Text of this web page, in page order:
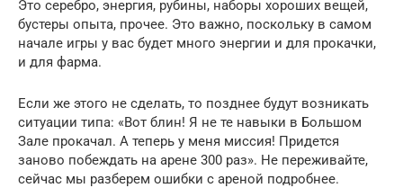
Это серебро, энергия, рубины, наборы хороших вещей,
бустеры опыта, прочее. Это важно, поскольку в самом
начале игры у вас будет много энергии и для прокачки,
и для фарма.
Если же этого не сделать, то позднее будут возникать
ситуации типа: «Вот блин! Я не те навыки в Большом
Зале прокачал. А теперь у меня миссия! Придется
заново побеждать на арене 300 раз». Не переживайте,
сейчас мы разберем ошибки с ареной подробнее.